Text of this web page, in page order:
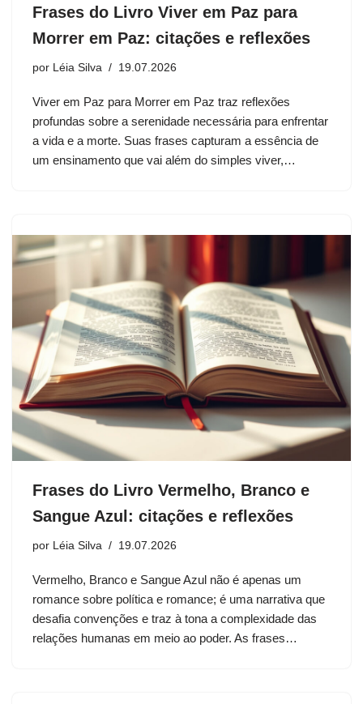
Frases do Livro Viver em Paz para
Morrer em Paz: citações e reflexões
por Léia Silva 19.07.2026
Viver em Paz para Morrer em Paz traz reflexões
profundas sobre a serenidade necessária para enfrentar
a vida e a morte. Suas frases capturam a essência de
um ensinamento que vai além do simples viver,…
Frases do Livro Vermelho, Branco e
Sangue Azul: citações e reflexões
por Léia Silva 19.07.2026
Vermelho, Branco e Sangue Azul não é apenas um
romance sobre política e romance; é uma narrativa que
desafia convenções e traz à tona a complexidade das
relações humanas em meio ao poder. As frases…